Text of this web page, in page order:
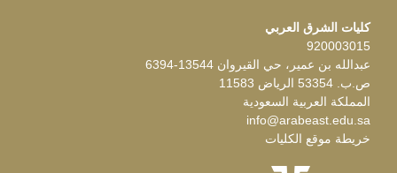
كليات الشرق العربي
920003015
عبدالله بن عمير، حي القيروان 13544-6394
ص.ب. 53354 الرياض 11583
المملكة العربية السعودية
info@arabeast.edu.sa
خريطة موقع الكليات